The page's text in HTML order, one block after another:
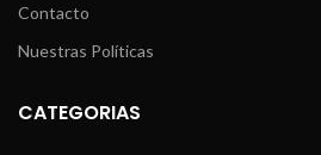
Contacto
Nuestras Políticas
CATEGORIAS